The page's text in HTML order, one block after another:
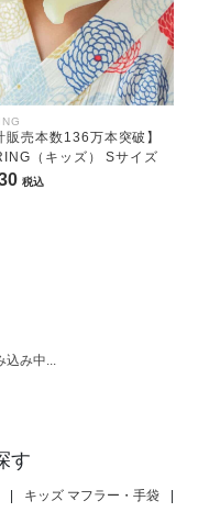
販売本数136万本突破】
（キッズ） Sサイズ
税込
込み中...
す
キッズ マフラー・手袋